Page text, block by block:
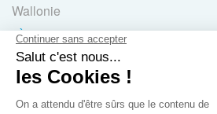
Wallonie
LIÈGE
WATERLOO
WAVRE